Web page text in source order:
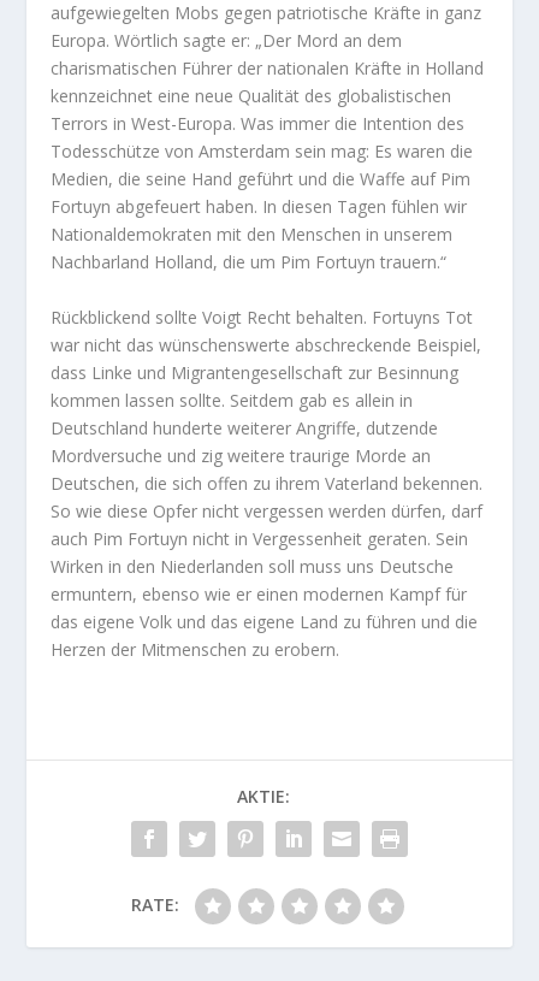
aufgewiegelten Mobs gegen patriotische Kräfte in ganz
Europa. Wörtlich sagte er: „Der Mord an dem
charismatischen Führer der nationalen Kräfte in Holland
kennzeichnet eine neue Qualität des globalistischen
Terrors in West-Europa. Was immer die Intention des
Todesschütze von Amsterdam sein mag: Es waren die
Medien, die seine Hand geführt und die Waffe auf Pim
Fortuyn abgefeuert haben. In diesen Tagen fühlen wir
Nationaldemokraten mit den Menschen in unserem
Nachbarland Holland, die um Pim Fortuyn trauern.“
Rückblickend sollte Voigt Recht behalten. Fortuyns Tot
war nicht das wünschenswerte abschreckende Beispiel,
dass Linke und Migrantengesellschaft zur Besinnung
kommen lassen sollte. Seitdem gab es allein in
Deutschland hunderte weiterer Angriffe, dutzende
Mordversuche und zig weitere traurige Morde an
Deutschen, die sich offen zu ihrem Vaterland bekennen.
So wie diese Opfer nicht vergessen werden dürfen, darf
auch Pim Fortuyn nicht in Vergessenheit geraten. Sein
Wirken in den Niederlanden soll muss uns Deutsche
ermuntern, ebenso wie er einen modernen Kampf für
das eigene Volk und das eigene Land zu führen und die
Herzen der Mitmenschen zu erobern.
AKTIE:
RATE: